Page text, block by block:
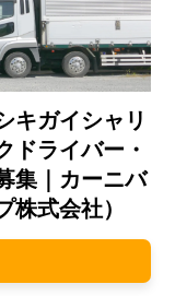
キガイシャリ
ドライバー・
集｜カーニバ
株式会社）